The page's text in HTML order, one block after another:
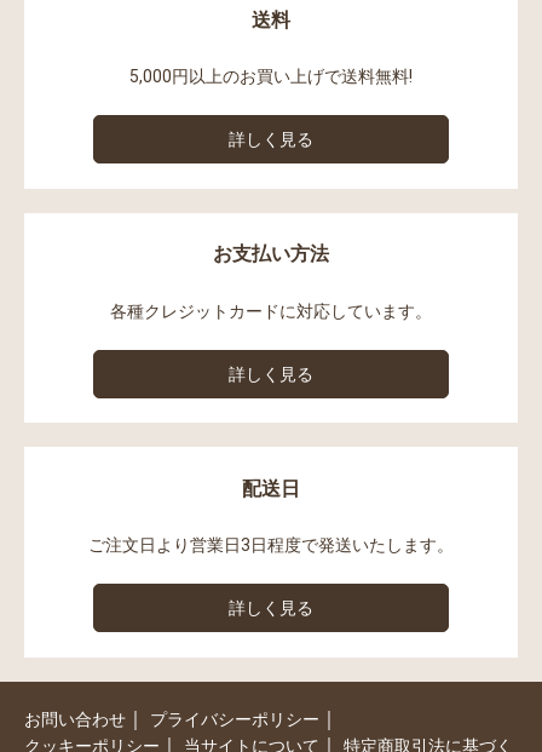
送料
5,000円以上のお買い上げで送料無料!
詳しく見る
お支払い方法
各種クレジットカードに対応しています。
詳しく見る
配送日
ご注文日より営業日3日程度で発送いたします。
詳しく見る
お問い合わせ ｜ プライバシーポリシー ｜
クッキーポリシー ｜ 当サイトについて ｜ 特定商取引法に基づく